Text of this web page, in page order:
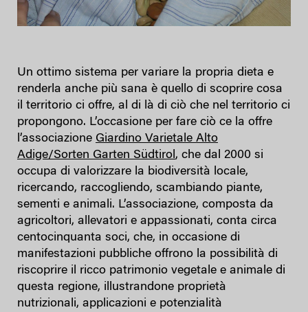
Un ottimo sistema per variare la propria dieta e
renderla anche più sana è quello di scoprire cosa
il territorio ci offre, al di là di ciò che nel territorio ci
propongono. L’occasione per fare ciò ce la offre
l’associazione Giardino Varietale Alto
Adige/Sorten Garten Südtirol, che dal 2000 si
occupa di valorizzare la biodiversità locale,
ricercando, raccogliendo, scambiando piante,
sementi e animali. L’associazione, composta da
agricoltori, allevatori e appassionati, conta circa
centocinquanta soci, che, in occasione di
manifestazioni pubbliche offrono la possibilità di
riscoprire il ricco patrimonio vegetale e animale di
questa regione, illustrandone proprietà
nutrizionali, applicazioni e potenzialità